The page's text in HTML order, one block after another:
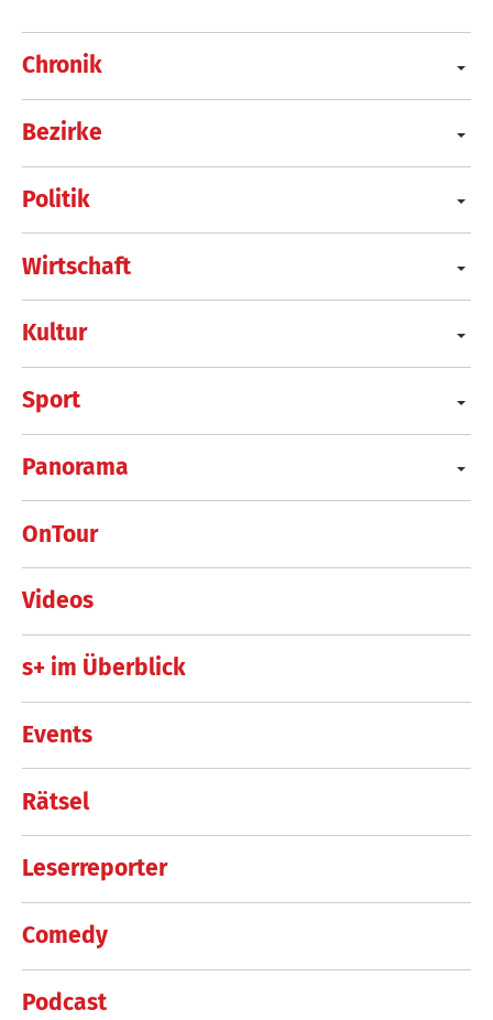
Chronik
Bezirke
Politik
Wirtschaft
Kultur
Sport
Panorama
OnTour
Videos
s+ im Überblick
Events
Rätsel
Leserreporter
Comedy
Podcast